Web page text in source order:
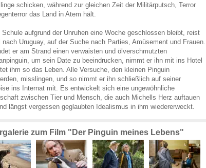
schicken, während zur gleichen Zeit der Militärputsch, Terror
das Land in Atem hält.
aufgrund der Unruhen eine Woche geschlossen bleibt, reist
nach Uruguay, auf der Suche nach Parties, Amüsement und Frauen.
er am Strand einen verwaisten und ölverschmutzten
um sein Date zu beeindrucken, nimmt er ihn mit ins Hotel
ihm so das Leben. Alle Versuche, den kleinen Pinguin
misslingen, und so nimmt er ihn schließlich auf seiner
ins Internat mit. Es entwickelt sich eine ungewöhnliche
zwischen Tier und Mensch, die auch Michells Herz auftauen
längst vergessen geglaubten Idealismus in ihm wiedererweckt.
zum Film "Der Pinguin meines Lebens"